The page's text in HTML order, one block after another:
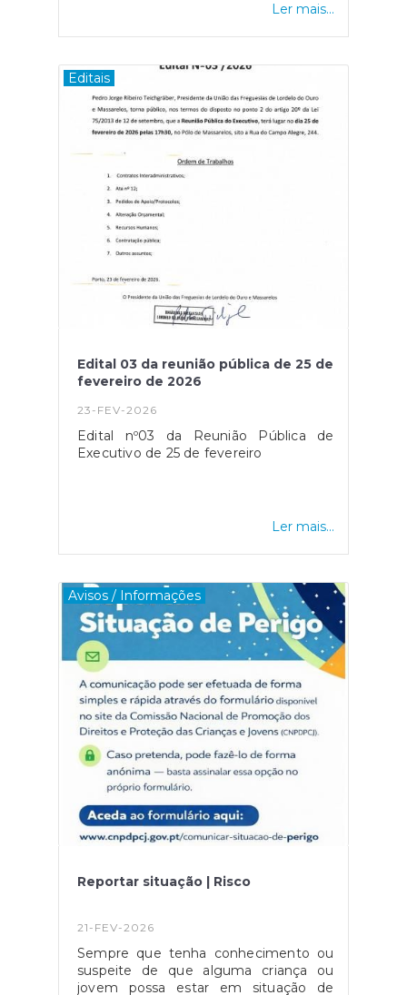
Ler mais...
Editais
Edital 03 da reunião pública de 25 de
fevereiro de 2026
23-FEV-2026
Edital nº03 da Reunião Pública de
Executivo de 25 de fevereiro
Ler mais...
Avisos / Informações
Reportar situação | Risco
21-FEV-2026
Sempre que tenha conhecimento ou
suspeite de que alguma criança ou
jovem possa estar em situação de